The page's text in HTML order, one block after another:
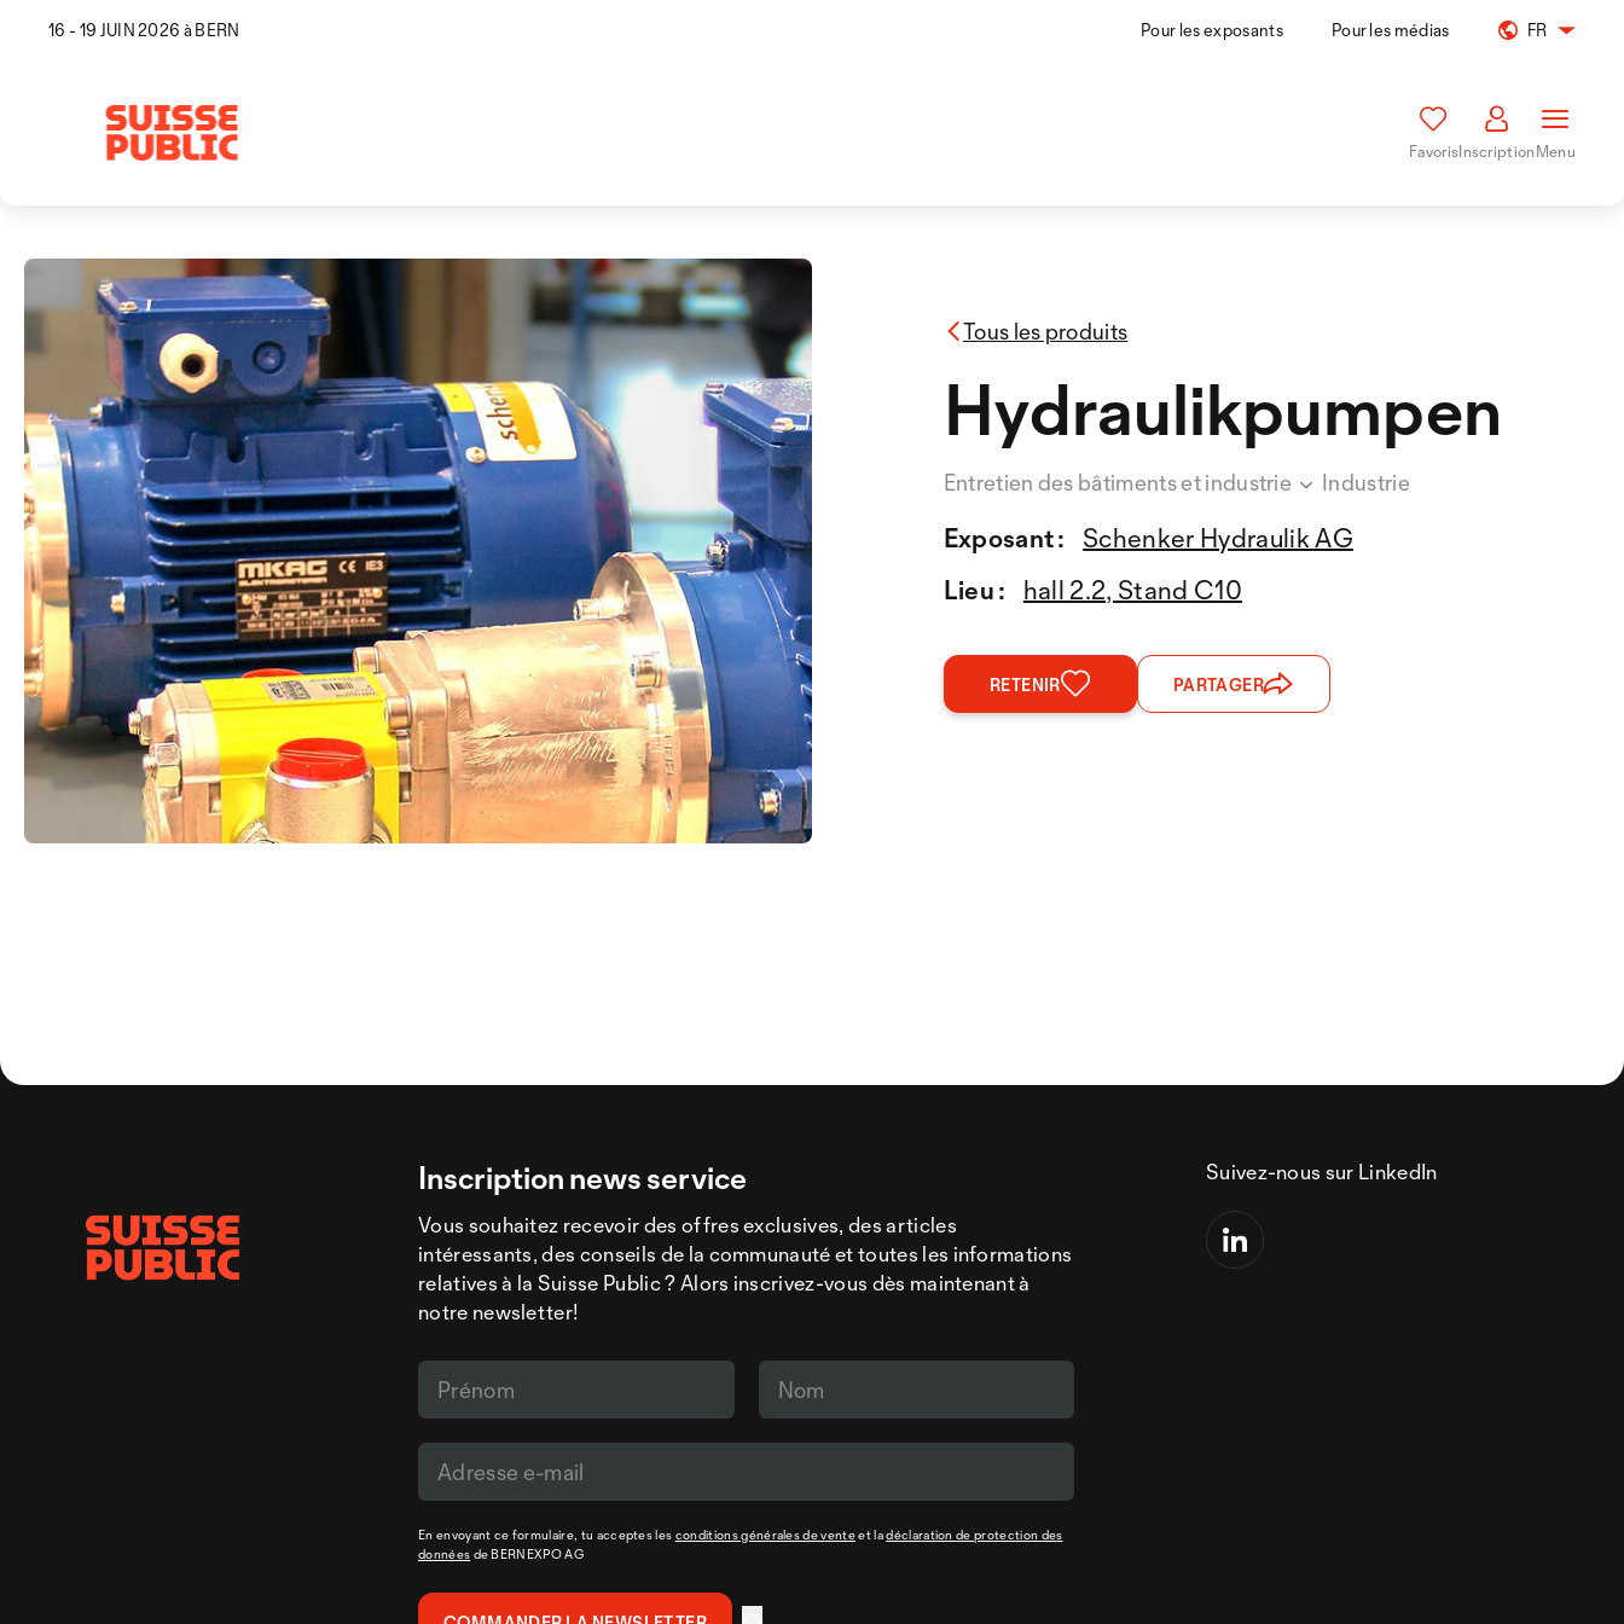
16 - 19 JUIN 2026 à BERN Pour les exposants Pour les médias FR
FavorisInscriptionMenu
Tous les produits
Hydraulikpumpen
Entretien des bâtiments et industrie Industrie
Exposant :
Schenker Hydraulik AG
Lieu :
hall 2.2, Stand C10
RETENIR PARTAGER
Inscription news service
Vous souhaitez recevoir des offres exclusives, des articles
intéressants, des conseils de la communauté et toutes les informations
relatives à la Suisse Public ? Alors inscrivez-vous dès maintenant à
notre newsletter!
En envoyant ce formulaire, tu acceptes les conditions générales de venteet ladéclaration de protection des
données de BERNEXPO AG
Suivez-nous sur LinkedIn